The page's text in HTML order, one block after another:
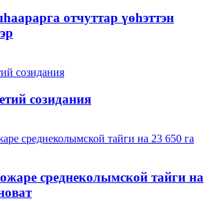
отчуттар үөһэттэн
созидания
среднеколымской тайги на